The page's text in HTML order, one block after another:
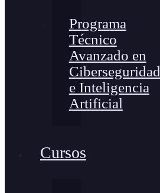
Programa
Técnico
Avanzado en
Ciberseguridad
e Inteligencia
Artificial
Cursos